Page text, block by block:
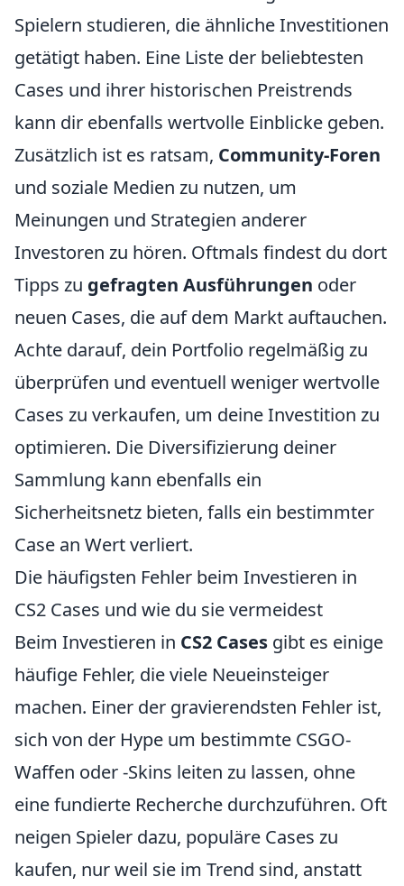
Spielern studieren, die ähnliche Investitionen
getätigt haben. Eine Liste der beliebtesten
Cases und ihrer historischen Preistrends
kann dir ebenfalls wertvolle Einblicke geben.
Zusätzlich ist es ratsam, Community-Foren
und soziale Medien zu nutzen, um
Meinungen und Strategien anderer
Investoren zu hören. Oftmals findest du dort
Tipps zu gefragten Ausführungen oder
neuen Cases, die auf dem Markt auftauchen.
Achte darauf, dein Portfolio regelmäßig zu
überprüfen und eventuell weniger wertvolle
Cases zu verkaufen, um deine Investition zu
optimieren. Die Diversifizierung deiner
Sammlung kann ebenfalls ein
Sicherheitsnetz bieten, falls ein bestimmter
Case an Wert verliert.
Die häufigsten Fehler beim Investieren in
CS2 Cases und wie du sie vermeidest
Beim Investieren in CS2 Cases gibt es einige
häufige Fehler, die viele Neueinsteiger
machen. Einer der gravierendsten Fehler ist,
sich von der Hype um bestimmte CSGO-
Waffen oder -Skins leiten zu lassen, ohne
eine fundierte Recherche durchzuführen. Oft
neigen Spieler dazu, populäre Cases zu
kaufen, nur weil sie im Trend sind, anstatt